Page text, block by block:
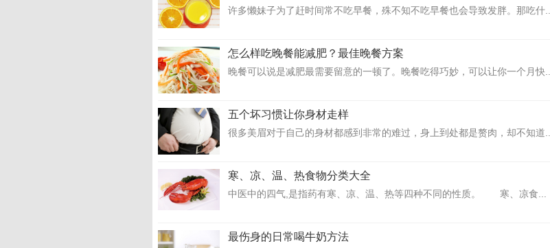
许多懒妹子为了赶时间常不吃早餐，殊不知不吃早餐也会导致发胖。那吃什...
怎么样吃晚餐能减肥？最佳晚餐方案
晚餐可以说是减肥最需要留意的一顿了。晚餐吃得巧妙，可以让你一个月快...
五个坏习惯让你身材走样
很多美眉对于自己的身材都感到非常的难过，身上到处都是赘肉，却不知道...
寒、凉、温、热食物分类大全
中医中的四气,是指药有寒、凉、温、热等四种不同的性质。 寒、凉食...
最伤身的日常喝牛奶方法